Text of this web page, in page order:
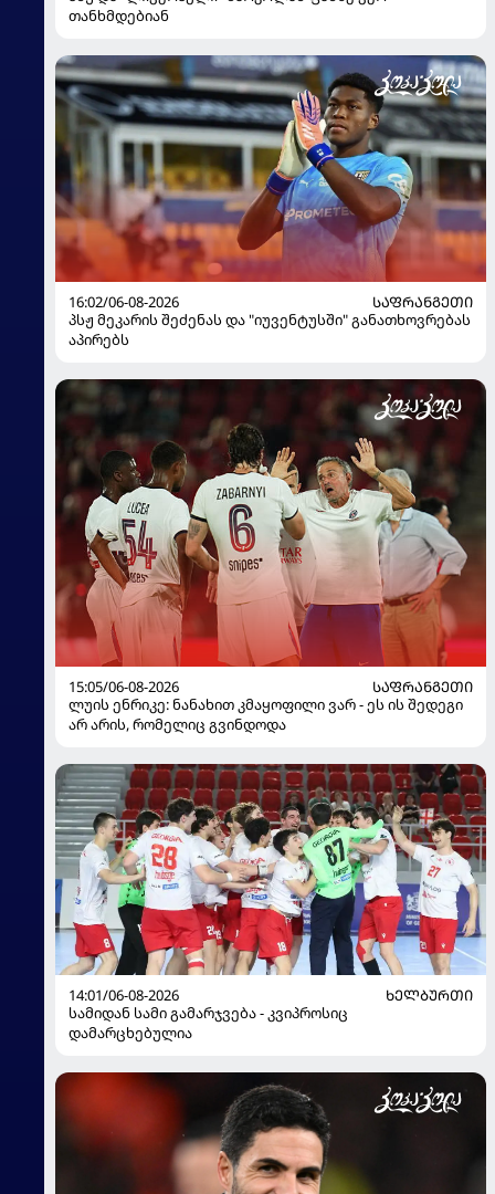
თანხმდებიან
16:02/06-08-2026
ᲡᲐᲤᲠᲐᲜᲒᲔᲗᲘ
პსჟ მეკარის შეძენას და "იუვენტუსში" განათხოვრებას
აპირებს
15:05/06-08-2026
ᲡᲐᲤᲠᲐᲜᲒᲔᲗᲘ
ლუის ენრიკე: ნანახით კმაყოფილი ვარ - ეს ის შედეგი
არ არის, რომელიც გვინდოდა
14:01/06-08-2026
ᲮᲔᲚᲑᲣᲠᲗᲘ
სამიდან სამი გამარჯვება - კვიპროსიც
დამარცხებულია